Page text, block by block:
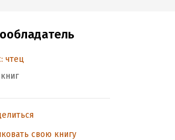
чтец
свою книгу